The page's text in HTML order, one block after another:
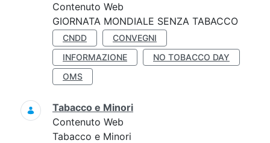
Contenuto Web
GIORNATA MONDIALE SENZA TABACCO
CNDD
CONVEGNI
INFORMAZIONE
NO TOBACCO DAY
OMS
Tabacco e Minori
Contenuto Web
Tabacco e Minori